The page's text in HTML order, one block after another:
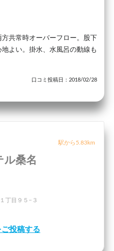
共常時オーバーフロー。股下
よい。掛水、水風呂の動線も
口コミ投稿日：2018/02/28
駅から5.83km
ル桑名
丁目９５−３
ご投稿する